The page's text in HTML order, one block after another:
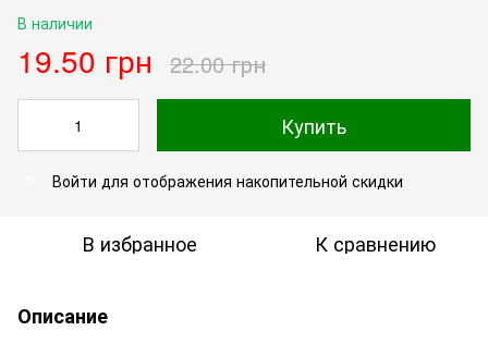
В наличии
19.50 грн 22.00 грн
Купить
Войти для отображения накопительной скидки
В избранное К сравнению
Описание